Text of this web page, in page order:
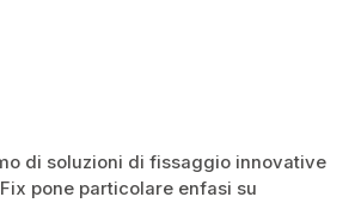
di soluzioni di fissaggio innovative
pone particolare enfasi su